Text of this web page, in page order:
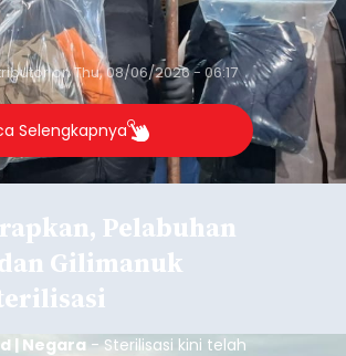
onThu, 08/06/2026 - 06:17
Selengkapnya
Pelabuhan
Gilimanuk
| Negara - Sterilisasi kini telah